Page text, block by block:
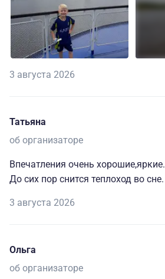
3 августа 2026
Татьяна
об организаторе
Впечатления очень хорошие,яркие.
До сих пор снится теплоход во сне.
3 августа 2026
Ольга
об организаторе